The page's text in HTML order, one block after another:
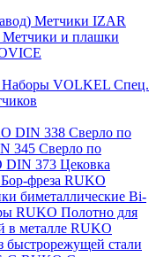
Метчики IZAR
Метчики и плашки
Наборы VOLKEL Спец.
DIN 338 Сверло по
345 Сверло по
DIN 373 Цековка
Бор-фреза RUKO
биметаллические Bi-
RUKO Полотно для
в металле RUKO
быстрорежущей стали